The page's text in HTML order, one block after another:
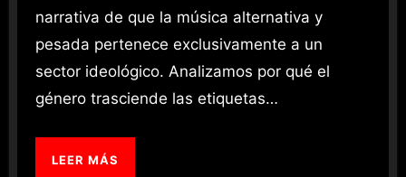
narrativa de que la música alternativa y
pesada pertenece exclusivamente a un
sector ideológico. Analizamos por qué el
género trasciende las etiquetas…
LEER MÁS